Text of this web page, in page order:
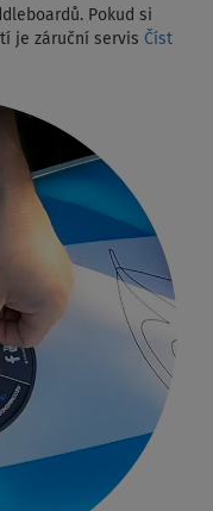
Pokud si
je záruční servis Číst